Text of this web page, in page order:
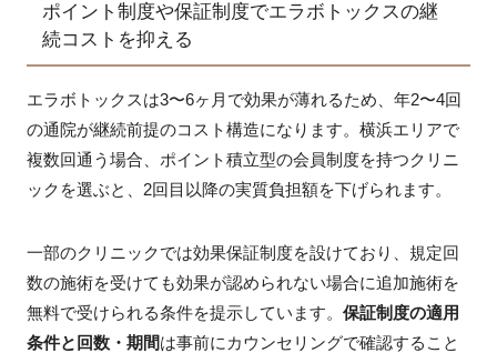
ポイント制度や保証制度でエラボトックスの継
続コストを抑える
エラボトックスは3〜6ヶ月で効果が薄れるため、年2〜4回
の通院が継続前提のコスト構造になります。横浜エリアで
複数回通う場合、ポイント積立型の会員制度を持つクリニ
ックを選ぶと、2回目以降の実質負担額を下げられます。
一部のクリニックでは効果保証制度を設けており、規定回
数の施術を受けても効果が認められない場合に追加施術を
無料で受けられる条件を提示しています。 保証制度の適用
条件と回数・期間は事前にカウンセリングで確認すること